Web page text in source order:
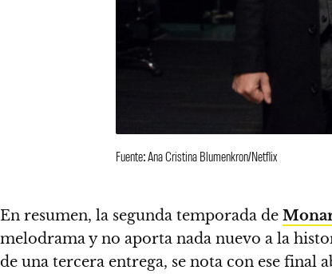
Fuente: Ana Cristina Blumenkron/Netflix
En resumen, la segunda temporada de
melodrama y no aporta nada nuevo a la
de una tercera entrega, se nota con ese